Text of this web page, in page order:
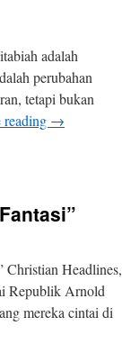
adalah
perubahan
tetapi bukan
→
Headlines,
Republik Arnold
mereka cintai di